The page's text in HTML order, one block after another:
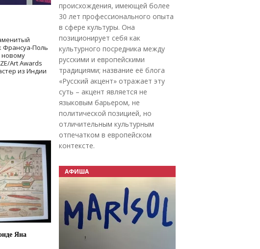
Франсуа-Поль
Art Awards
из Индии
Яна
происхождения, имеющей более
30 лет профессионального опыта
в сфере культуры. Она
позиционирует себя как
культурного посредника между
русскими и европейскими
традициями; название её блога
«Русский акцент» отражает эту
суть – акцент является не
языковым барьером, не
политической позицией, но
отличительным культурным
отпечатком в европейском
контексте.
АФИША